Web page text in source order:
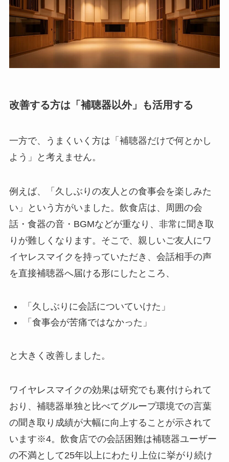
改善する方は「補聴器以外」も活用する
一方で、うまくいく方は「補聴器だけで何とかし
よう」と考えません。
例えば、「久しぶりの友人との食事会を楽しみた
い」という方がいました。飲食店は、周囲の会
話・食器の音・BGMなどが重なり、非常に聞き取
りが難しくなります。そこで、親しいご友人にワ
イヤレスマイクを持っていただき、会話相手の声
を直接補聴器へ届ける形にしたところ、
「久しぶりに会話についていけた」
「食事会が苦痛ではなかった」
と大きく改善しました。
ワイヤレスマイクの効果は研究でも裏付けられて
おり、補聴器単独と比べてグループ環境での言葉
の聞き取り成績が大幅に向上することが示されて
います※4。飲食店での会話困難は補聴器ユーザー
の不満として25年以上にわたり上位に挙がり続け